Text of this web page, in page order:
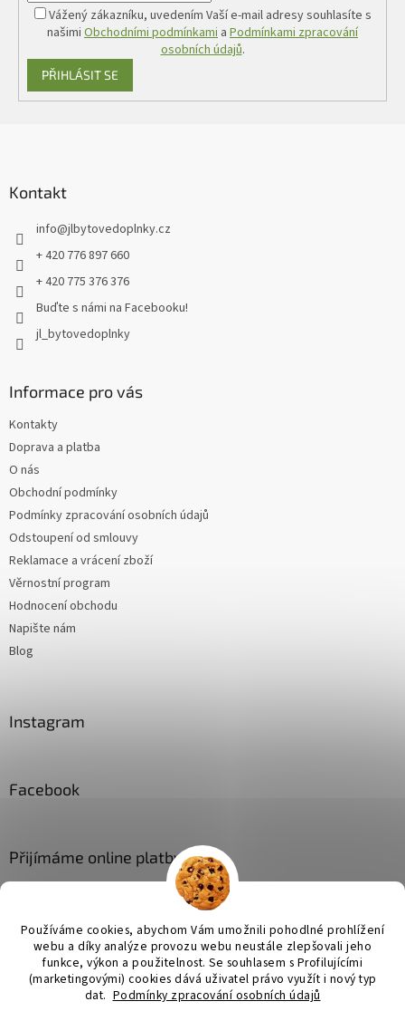
Používáme cookies, abychom Vám umožnili pohodlné prohlížení
webu a díky analýze provozu webu neustále zlepšovali jeho
funkce, výkon a použitelnost. Se souhlasem s Profilujícími
(marketingovými) cookies dává uživatel právo využít i nový typ
dat. Podmínky zpracování osobních údajů
Vážený zákazníku, uvedením Vaší e-mail adresy souhlasíte s
našimi Obchodními podmínkami a Podmínkami zpracování
osobních údajů.
PŘIHLÁSIT SE
Kontakt
info@jlbytovedoplnky.cz
+ 420 776 897 660
+ 420 775 376 376
Buďte s námi na Facebooku!
jl_bytovedoplnky
Informace pro vás
Kontakty
Doprava a platba
O nás
Obchodní podmínky
Podmínky zpracování osobních údajů
Odstoupení od smlouvy
Reklamace a vrácení zboží
Věrnostní program
Hodnocení obchodu
Napište nám
Blog
Instagram
Facebook
Přijímáme online platby
Vytvořil Shoptet